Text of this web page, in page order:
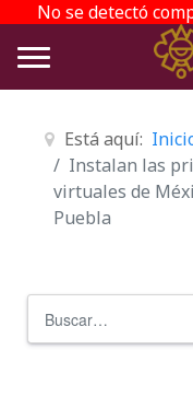
No se detectó
Está aquí:
Instalan las
virtuales de
Puebla